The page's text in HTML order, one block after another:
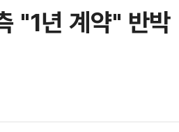
"1년 계약" 반박